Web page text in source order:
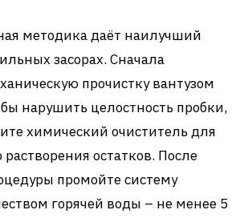
методика даёт наилучший
засорах. Сначала
прочистку вантузом
нарушить целостность пробки,
химический очиститель для
растворения остатков. После
промойте систему
горячей воды – не менее 5